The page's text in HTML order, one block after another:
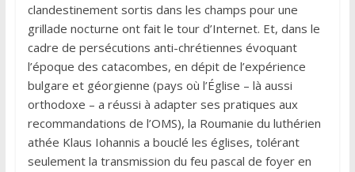
clandestinement sortis dans les champs pour une
grillade nocturne ont fait le tour d’Internet. Et, dans le
cadre de persécutions anti-chrétiennes évoquant
l’époque des catacombes, en dépit de l’expérience
bulgare et géorgienne (pays où l’Église – là aussi
orthodoxe – a réussi à adapter ses pratiques aux
recommandations de l’OMS), la Roumanie du luthérien
athée Klaus Iohannis a bouclé les églises, tolérant
seulement la transmission du feu pascal de foyer en